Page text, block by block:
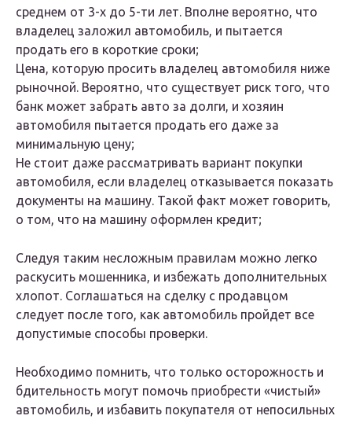
среднем от 3-х до 5-ти лет. Вполне вероятно, что
владелец заложил автомобиль, и пытается
продать его в короткие сроки;
Цена, которую просить владелец автомобиля ниже
рыночной. Вероятно, что существует риск того, что
банк может забрать авто за долги, и хозяин
автомобиля пытается продать его даже за
минимальную цену;
Не стоит даже рассматривать вариант покупки
автомобиля, если владелец отказывается показать
документы на машину. Такой факт может говорить,
о том, что на машину оформлен кредит;
Следуя таким несложным правилам можно легко
раскусить мошенника, и избежать дополнительных
хлопот. Соглашаться на сделку с продавцом
следует после того, как автомобиль пройдет все
допустимые способы проверки.
Необходимо помнить, что только осторожность и
бдительность могут помочь приобрести «чистый»
автомобиль, и избавить покупателя от непосильных